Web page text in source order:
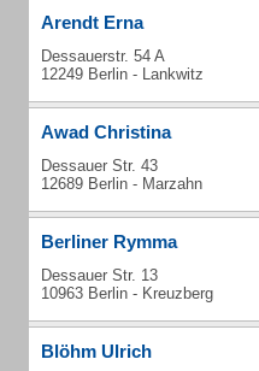
Arendt Erna
Dessauerstr. 54 A
12249 Berlin - Lankwitz
Awad Christina
Dessauer Str. 43
12689 Berlin - Marzahn
Berliner Rymma
Dessauer Str. 13
10963 Berlin - Kreuzberg
Blöhm Ulrich